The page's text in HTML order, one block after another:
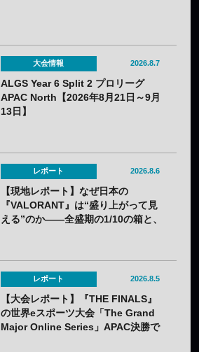
大会情報 2026.8.7
ALGS Year 6 Split 2 プロリーグ
APAC North【2026年8月21日～9月
13日】
レポート 2026.8.6
【現地レポート】なぜ日本の
『VALORANT』は“盛り上がって見
える”のか——全盛期の1/10の箱と、
レポート 2026.8.5
【大会レポート】『THE FINALS』
の世界eスポーツ大会「The Grand
Major Online Series」APAC決勝で